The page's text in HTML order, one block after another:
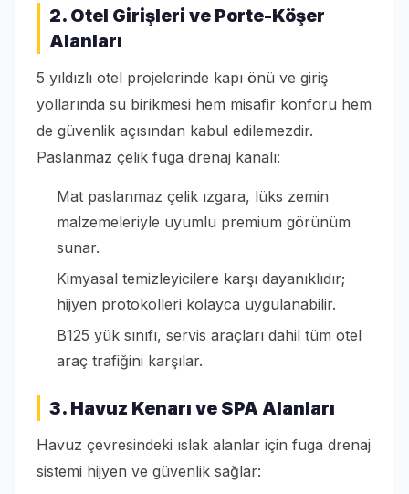
2. Otel Girişleri ve Porte-Köşer
Alanları
5 yıldızlı otel projelerinde kapı önü ve giriş
yollarında su birikmesi hem misafir konforu hem
de güvenlik açısından kabul edilemezdir.
Paslanmaz çelik fuga drenaj kanalı:
Mat paslanmaz çelik ızgara, lüks zemin
malzemeleriyle uyumlu premium görünüm
sunar.
Kimyasal temizleyicilere karşı dayanıklıdır;
hijyen protokolleri kolayca uygulanabilir.
B125 yük sınıfı, servis araçları dahil tüm otel
araç trafiğini karşılar.
3. Havuz Kenarı ve SPA Alanları
Havuz çevresindeki ıslak alanlar için fuga drenaj
sistemi hijyen ve güvenlik sağlar: